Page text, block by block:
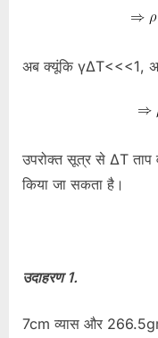
अब क्यूंकि γΔT<<<1,
उपरोक्त सूत्र से ΔT ताप
किया जा सकता है।
उदाहरण 1.
7cm व्यास और